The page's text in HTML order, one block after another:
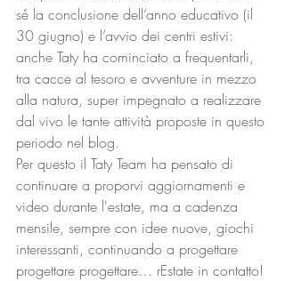
sé la conclusione dell’anno educativo (il
30 giugno) e l’avvio dei centri estivi:
anche Taty ha cominciato a frequentarli,
tra cacce al tesoro e avventure in mezzo
alla natura, super impegnato a realizzare
dal vivo le tante attività proposte in questo
periodo nel blog.
Per questo il Taty Team ha pensato di
continuare a proporvi aggiornamenti e
video durante l'estate, ma a cadenza
mensile, sempre con idee nuove, giochi
interessanti, continuando a progettare
progettare progettare… rEstate in contatto!